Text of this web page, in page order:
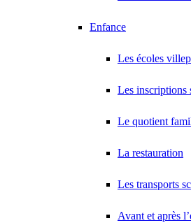
Enfance
Les écoles
Les inscriptions
Le quotient
La restauration
Les transports
Avant et après